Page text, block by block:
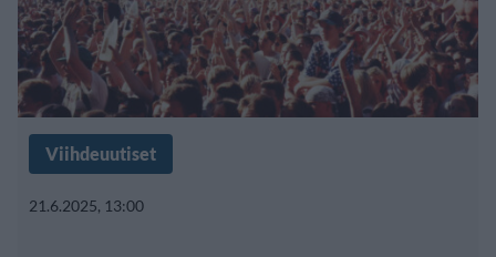
Viihdeuutiset
21.6.2025, 13:00